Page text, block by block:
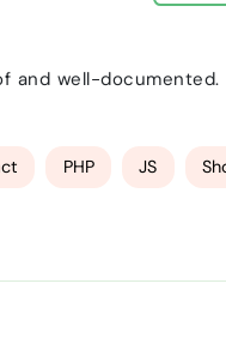
and well-
PHP JS